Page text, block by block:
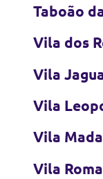
Taboão
Vila dos
Vila
Vila
Vila
Vila